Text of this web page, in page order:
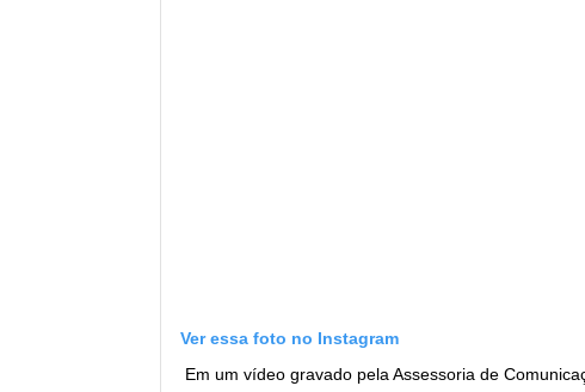
Ver essa foto no Instagram
Em um vídeo gravado pela Assessoria de